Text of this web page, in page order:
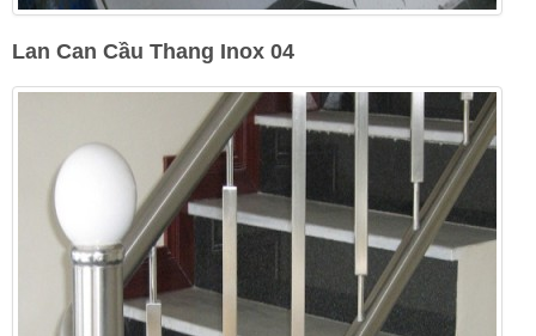
Lan Can Cầu Thang Inox 04